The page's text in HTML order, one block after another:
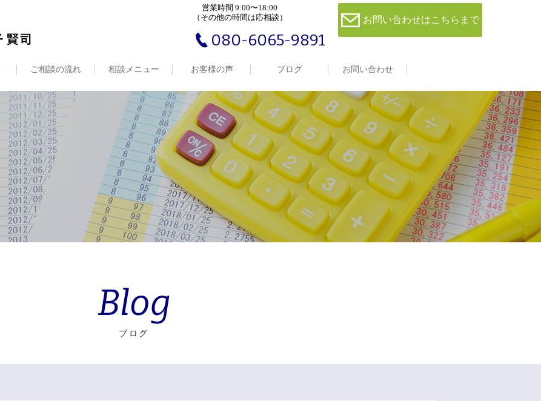
営業時間 9:00〜18:00
（その他の時間は応相談）
080-6065-9891
お問い合わせはこちらまで
ご相談の流れ 相談メニュー お客様の声 ブログ お問い合わせ
Blog
ブログ